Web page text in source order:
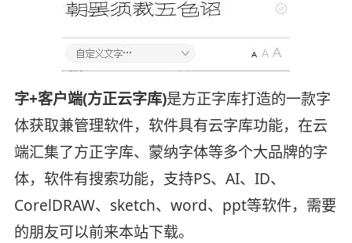
字+客户端(方正云字库)是方正字库打造的一款字
体获取兼管理软件，软件具有云字库功能，在云
端汇集了方正字库、蒙纳字体等多个大品牌的字
体，软件有搜索功能，支持PS、AI、ID、
CorelDRAW、sketch、word、ppt等软件，需要
的朋友可以前来本站下载。